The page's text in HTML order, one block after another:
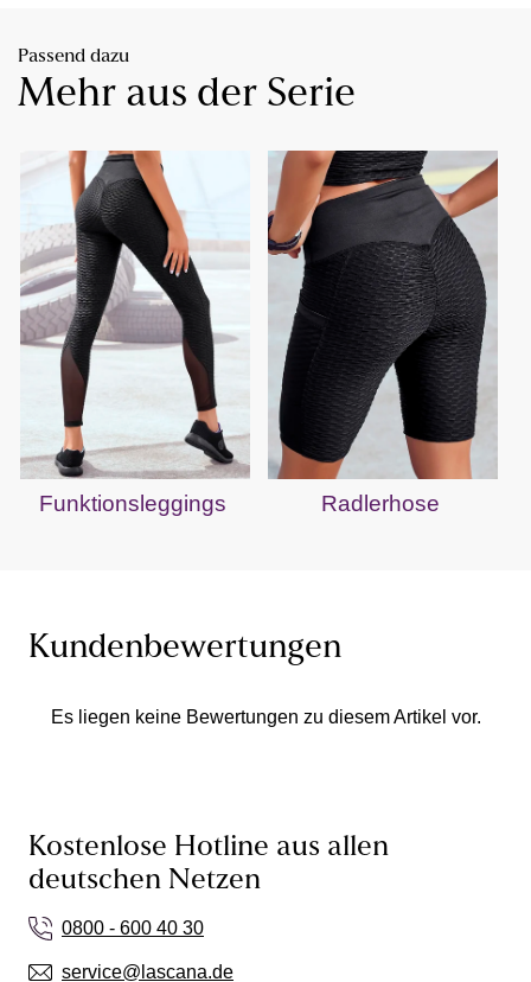
Passend dazu
Mehr aus der Serie
Funktionsleggings Radlerhose
Kundenbewertungen
Es liegen keine Bewertungen zu diesem Artikel vor.
Kostenlose Hotline aus allen
deutschen Netzen
0800 - 600 40 30
service@lascana.de